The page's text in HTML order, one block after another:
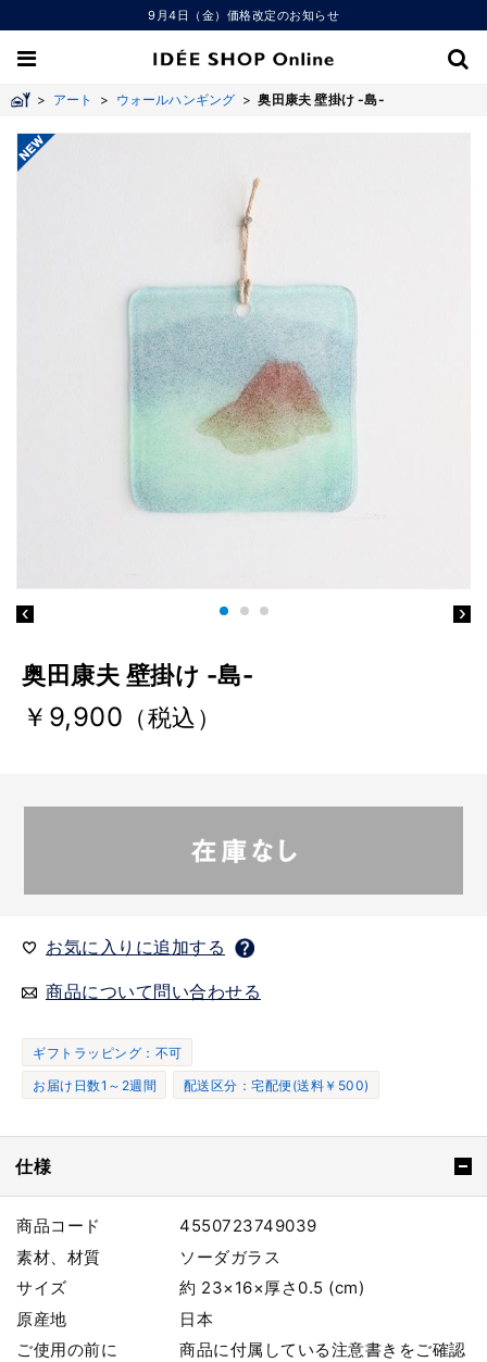
9月4日（金）価格改定のお知らせ
> アート > ウォールハンギング >奥田康夫 壁掛け -島-
奥田康夫 壁掛け -島-
￥9,900 （税込）
お気に入りに追加する
商品について問い合わせる
ギフトラッピング：不可
お届け日数1～2週間
配送区分：宅配便(送料￥500)
仕様
商品コード
4550723749039
素材、材質
ソーダガラス
サイズ
約 23×16×厚さ0.5 (cm)
原産地
日本
ご使用の前に
商品に付属している注意書きをご確認